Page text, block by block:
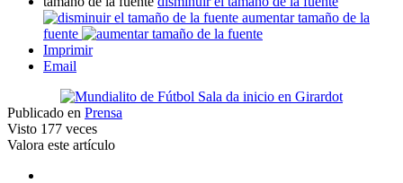
aumentar tamaño de la
fuente
Imprimir
Email
Publicado en Prensa
Visto 177 veces
Valora este artículo